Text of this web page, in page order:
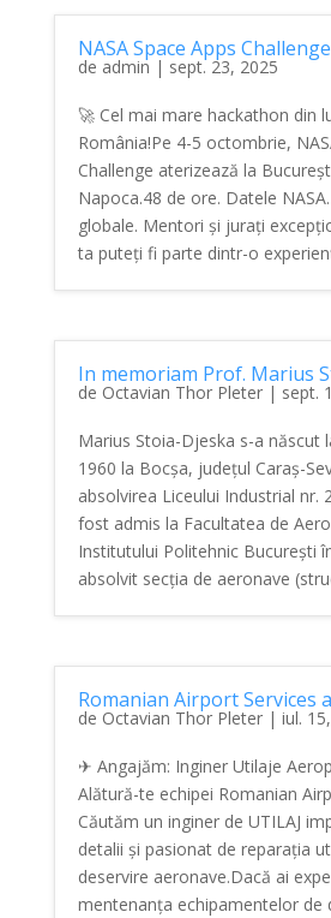
NASA Space Apps Challenge
de admin | sept. 23, 2025
🚀 Cel mai mare hackathon din
România!Pe 4-5 octombrie,
Challenge aterizează la
Napoca.48 de ore. Datele
globale. Mentori și jurați
ta puteți fi parte dintr-o
In memoriam Prof. Marius
de Octavian Thor Pleter| sept.
Marius Stoia-Djeska s-a născut
1960 la Bocșa, județul Caraș-
absolvirea Liceului Industrial nr.
fost admis la Facultatea de
Institutului Politehnic București
absolvit secția de aeronave
Romanian Airport Services
de Octavian Thor Pleter| iul.
✈ Angajăm: Inginer Utilaje
Alătură-te echipei Romanian
Căutăm un inginer de UTILAJ
detalii și pasionat de reparația
deservire aeronave.Dacă ai
mentenanța echipamentelor de